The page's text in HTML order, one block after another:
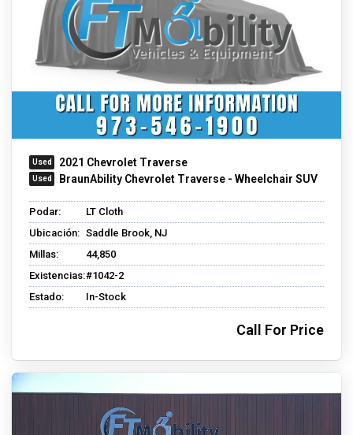
2021 Chevrolet Traverse
BraunAbility Chevrolet Traverse - Wheelchair SUV
Podar:
LT Cloth
Ubicación: Saddle Brook, NJ
Millas:
44,850
Existencias:#1042-2
Estado:
In-Stock
Call For Price